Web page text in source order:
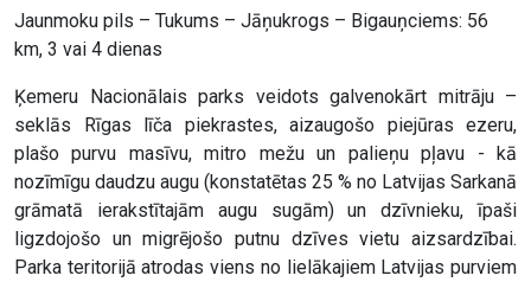
Jaunmoku pils – Tukums – Jāņukrogs – Bigauņciems: 56
km, 3 vai 4 dienas
Ķemeru Nacionālais parks veidots galvenokārt mitrāju –
seklās Rīgas līča piekrastes, aizaugošo piejūras ezeru,
plašo purvu masīvu, mitro mežu un palieņu pļavu - kā
nozīmīgu daudzu augu (konstatētas 25 % no Latvijas Sarkanā
grāmatā ierakstītajām augu sugām) un dzīvnieku, īpaši
ligzdojošo un migrējošo putnu dzīves vietu aizsardzībai.
Parka teritorijā atrodas viens no lielākajiem Latvijas purviem